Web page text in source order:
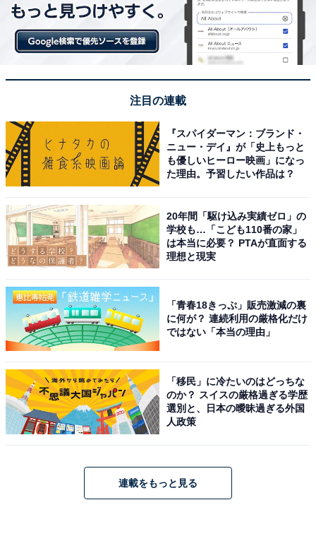
いブランドでいられるのか？ (新装版)
Amazonで見る
スターバックスの投稿をもっと見
こちらもおすすめ
「なんだろう？」スタバ、桃の新商品発売に期
待の声「桃桃桃の季節だーー！」「炭酸？紅
茶？ミルク？」
注目の連載
『スパイダーマン：ブランド・
ニュー・デイ』が「史上もっと
も優しいヒーロー映画」になっ
た理由。予習したい作品は？
20年間「駆け込み実績ゼロ」の
学校も…「こども110番の家」
は本当に必要？ PTAが直面する
理想と現実
「青春18きっぷ」販売激減の裏
に何が？ 連続利用の厳格化だけ
ではない「本当の理由」
「移民」に冷たいのはどっちな
のか？ スイスの厳格過ぎる学歴
選別と、日本の曖昧過ぎる外国
人政策
連載をもっと見る